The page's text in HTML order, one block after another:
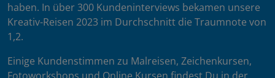
haben. In über 300 Kundeninterviews bekamen unsere
Kreativ-Reisen 2023 im Durchschnitt die Traumnote von
1,2.
Einige Kundenstimmen zu Malreisen, Zeichenkursen,